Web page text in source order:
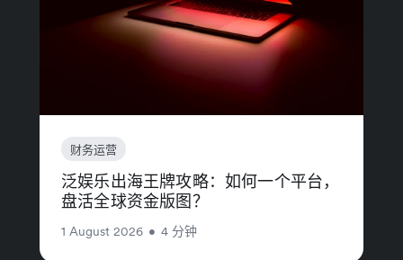
财务运营
泛娱乐出海王牌攻略：如何一个平台，
盘活全球资金版图？
1 August 2026 • 4 分钟